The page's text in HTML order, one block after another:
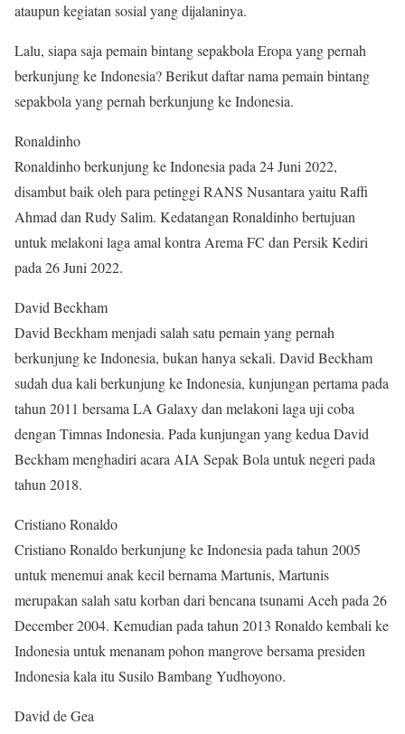
ataupun kegiatan sosial yang dijalaninya.
Lalu, siapa saja pemain bintang sepakbola Eropa yang pernah
berkunjung ke Indonesia? Berikut daftar nama pemain bintang
sepakbola yang pernah berkunjung ke Indonesia.
Ronaldinho
Ronaldinho berkunjung ke Indonesia pada 24 Juni 2022,
disambut baik oleh para petinggi RANS Nusantara yaitu Raffi
Ahmad dan Rudy Salim. Kedatangan Ronaldinho bertujuan
untuk melakoni laga amal kontra Arema FC dan Persik Kediri
pada 26 Juni 2022.
David Beckham
David Beckham menjadi salah satu pemain yang pernah
berkunjung ke Indonesia, bukan hanya sekali. David Beckham
sudah dua kali berkunjung ke Indonesia, kunjungan pertama pada
tahun 2011 bersama LA Galaxy dan melakoni laga uji coba
dengan Timnas Indonesia. Pada kunjungan yang kedua David
Beckham menghadiri acara AIA Sepak Bola untuk negeri pada
tahun 2018.
Cristiano Ronaldo
Cristiano Ronaldo berkunjung ke Indonesia pada tahun 2005
untuk menemui anak kecil bernama Martunis, Martunis
merupakan salah satu korban dari bencana tsunami Aceh pada 26
December 2004. Kemudian pada tahun 2013 Ronaldo kembali ke
Indonesia untuk menanam pohon mangrove bersama presiden
Indonesia kala itu Susilo Bambang Yudhoyono.
David de Gea